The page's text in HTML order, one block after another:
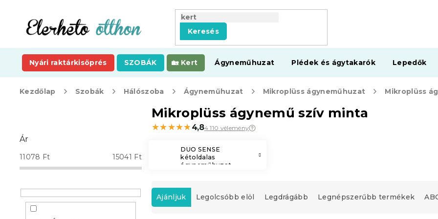
tartalomhoz
Keresés
Nyári raktárkisöprés SZOBÁK Kert Ágyneműhuzat Plédek és ágytakarók Lepedők
Kezdőlap Szobák Hálószoba Ágyneműhuzat Mikroplüss ágyneműhuzat Mikroplüss
d
a
l
s
p
a
Ár
11078 Ft 15041 Ft
Mikroplüss ágynemű szív minta
★★★★★
★★★★★ 4,84 110 vélemény
DUO SENSE
kétoldalas
ágyneműhuzat
T
e
r
Ajánljuk Legolcsóbb elöl Legdrágább Legnépszerűbb termékek